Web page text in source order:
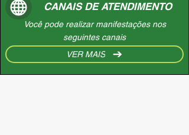
CANAIS DE ATENDIMENTO
Você pode realizar manifestações nos
seguintes canais
VER MAIS